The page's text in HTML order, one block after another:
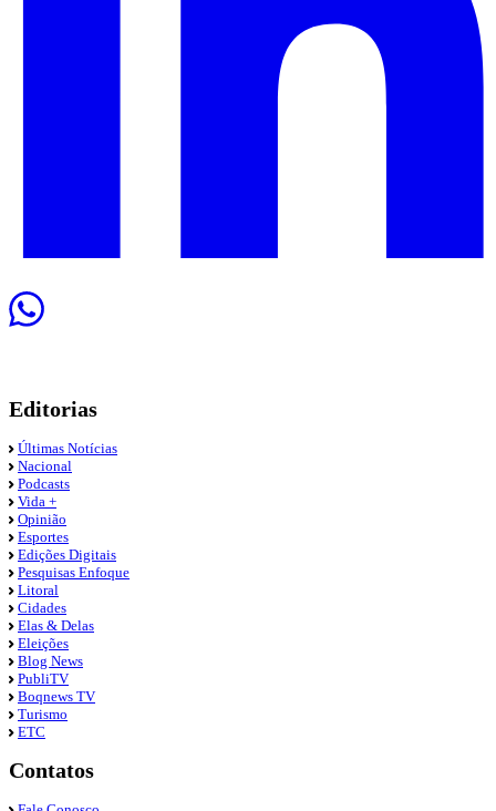
Editorias
Últimas Notícias
Nacional
Podcasts
Vida +
Opinião
Esportes
Edições Digitais
Pesquisas Enfoque
Litoral
Cidades
Elas & Delas
Eleições
Blog News
PubliTV
Boqnews TV
Turismo
ETC
Contatos